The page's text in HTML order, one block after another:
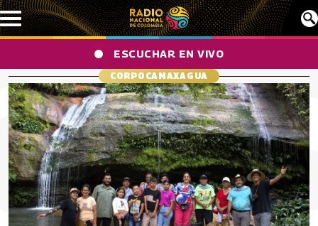
Pasar al contenido principal
ESCUCHAR EN VIVO
CORPOCAMAXAGUA